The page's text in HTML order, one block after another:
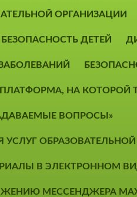
ОРГАНИЗАЦИИ
ДЕТЕЙ
НА
ВОПРОСЫ»
УСЛУГ
В ЭЛЕКТРОННОМ
МЕССЕНДЖЕРА